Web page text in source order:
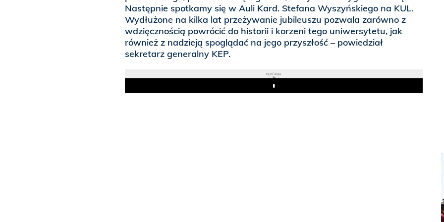
Następnie spotkamy się w Auli Kard. Stefana Wyszyńskiego na KUL.
Wydłużone na kilka lat przeżywanie jubileuszu pozwala zarówno z
wdzięcznością powrócić do historii i korzeni tego uniwersytetu, jak
również z nadzieją spoglądać na jego przyszłość – powiedział
sekretarz generalny KEP.
REKLAMA
Play